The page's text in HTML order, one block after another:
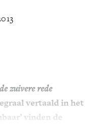
zuivere rede
vertaald in het
vinden de